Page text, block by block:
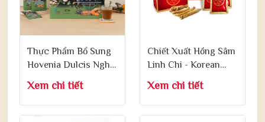
Thực Phẩm Bổ Sung
Hovenia Dulcis Nghệ
Vàng Đông Trùng Hạ
Thảo 70ml x 30 Gói
Xem chi tiết
Chiết Xuất Hồng Sâm
Linh Chi - Korean
Ginseng Linhzhi
Liquid 50ml x 30 Gói
Xem chi tiết